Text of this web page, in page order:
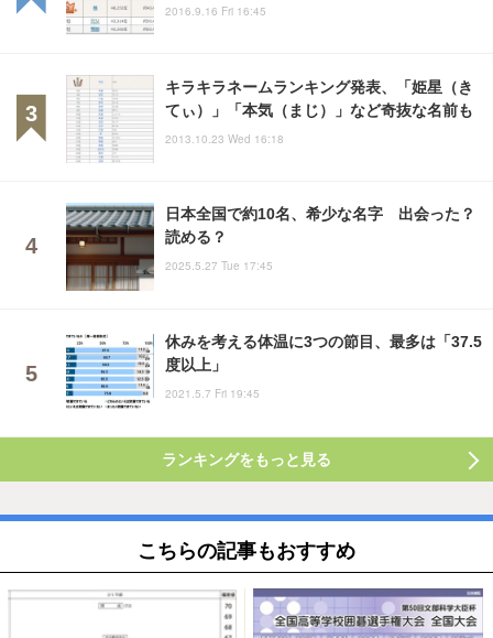
2016.9.16 Fri 16:45
キラキラネームランキング発表、「姫星（き
てぃ）」「本気（まじ）」など奇抜な名前も
2013.10.23 Wed 16:18
日本全国で約10名、希少な名字 出会った？
読める？
2025.5.27 Tue 17:45
休みを考える体温に3つの節目、最多は「37.5
度以上」
2021.5.7 Fri 19:45
ランキングをもっと見る
こちらの記事もおすすめ